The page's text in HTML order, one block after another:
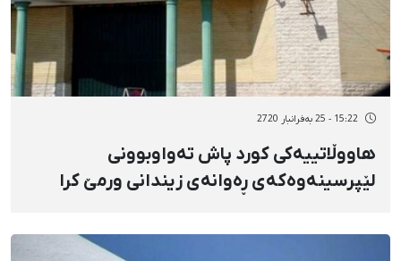
15:22 - 25 بەفرانبار 2720
هاووڵاتییەکی کورد پاش تەواوبوونی
لێپرسینەوەکەی ڕەوانەی زیندانی ورمێ کرا